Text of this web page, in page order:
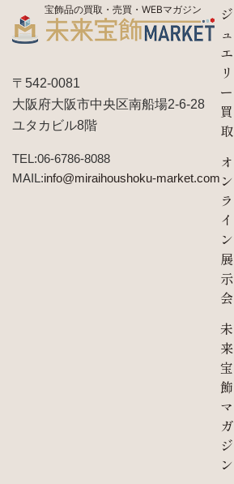
宝飾品の買取・売買・WEBマガジン
〒542-0081
大阪府大阪市中央区南船場2-6-28
ユタカビル8階
TEL:06-6786-8088
MAIL:info@miraihoushoku-market.com
ジ
ュ
エ
リ
ー
買
取
オ
ン
ラ
イ
ン
展
示
会
未
来
宝
飾
マ
ガ
ジ
ン